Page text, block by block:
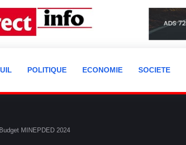
POLITIQUE ECONOMIE SOCIETE
Budget MINEPDED 2024